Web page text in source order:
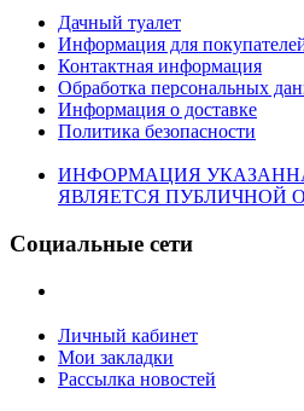
Дачный туалет
Информация для
Контактная информация
Обработка персональных
Информация о доставке
Политика безопасности
ИНФОРМАЦИЯ
ЯВЛЯЕТСЯ ПУБЛИЧНОЙ
Социальные сети
Личный кабинет
Мои закладки
Рассылка новостей